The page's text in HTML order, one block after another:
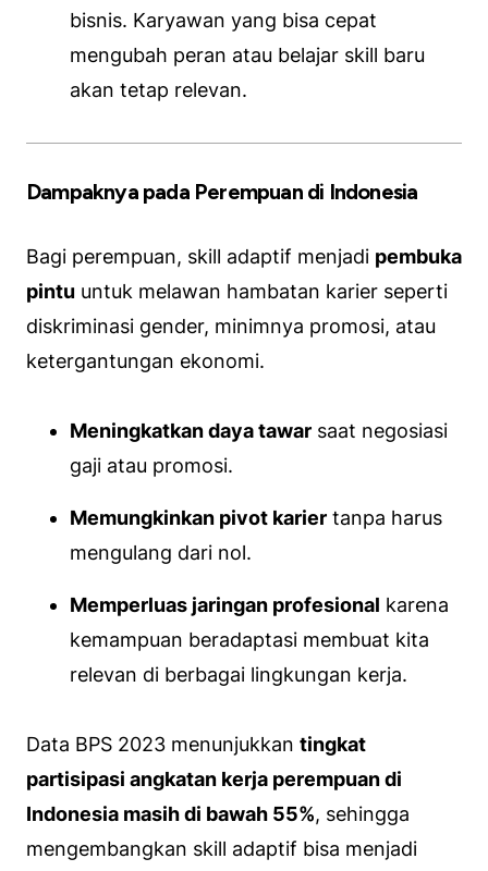
bisnis. Karyawan yang bisa cepat
mengubah peran atau belajar skill baru
akan tetap relevan.
Dampaknya pada Perempuan di Indonesia
Bagi perempuan, skill adaptif menjadi pembuka
pintu untuk melawan hambatan karier seperti
diskriminasi gender, minimnya promosi, atau
ketergantungan ekonomi.
Meningkatkan daya tawar saat negosiasi
gaji atau promosi.
Memungkinkan pivot karier tanpa harus
mengulang dari nol.
Memperluas jaringan profesional karena
kemampuan beradaptasi membuat kita
relevan di berbagai lingkungan kerja.
Data BPS 2023 menunjukkan tingkat
partisipasi angkatan kerja perempuan di
Indonesia masih di bawah 55%, sehingga
mengembangkan skill adaptif bisa menjadi